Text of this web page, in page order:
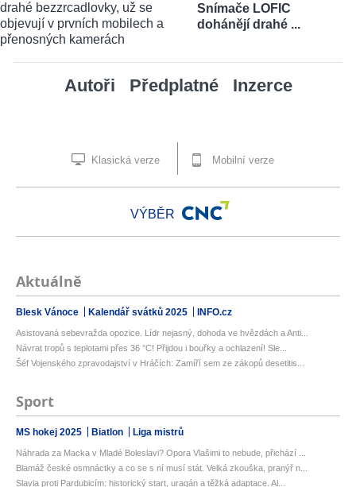
Snímače LOFIC
dohánějí drahé ...
Autoři Předplatné Inzerce
Klasická verze Mobilní verze
VÝBĚR
Aktuálně
Blesk Vánoce Kalendář svátků 2025 INFO.cz
Asistovaná sebevražda opozice. Lídr nejasný, dohoda ve hvězdách a Anti...
Návrat tropů s teplotami přes 36 °C! Přijdou i bouřky a ochlazení! Sle...
Šéf Vojenského zpravodajství v Hráčích: Zamíří sem ze zákopů desetitis...
Sport
MS hokej 2025 Biatlon Liga mistrů
Náhrada za Macka v Mladé Boleslavi? Opora Vlašimi to nebude, přichází ...
Blamáž české osmnáctky a co se s ní musí stát. Velká zkouška, pranýř n...
Slavia proti Pardubicím: historický start, uragán a těžká adaptace. Al...